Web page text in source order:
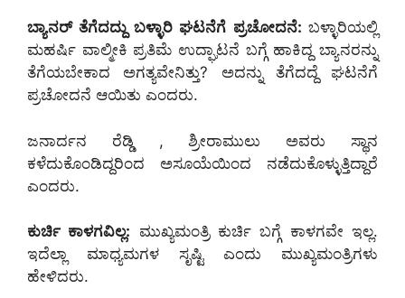
ಬ್ಯಾನರ್ ತೆಗೆದದ್ದು ಬಳ್ಳಾರಿ ಘಟನೆಗೆ ಪ್ರಚೋದನೆ: ಬಳ್ಳಾರಿಯಲ್ಲಿ
ಮಹರ್ಷಿ ವಾಲ್ಮೀಕಿ ಪ್ರತಿಮೆ ಉದ್ಘಾಟನೆ ಬಗ್ಗೆ ಹಾಕಿದ್ದ ಬ್ಯಾನರನ್ನು
ತೆಗೆಯಬೇಕಾದ ಅಗತ್ಯವೇನಿತ್ತು? ಅದನ್ನು ತೆಗೆದದ್ದೆ ಘಟನೆಗೆ
ಪ್ರಚೋದನೆ ಆಯಿತು ಎಂದರು.
ಜನಾರ್ದನ ರೆಡ್ಡಿ , ಶ್ರೀರಾಮುಲು ಅವರು ಸ್ಥಾನ
ಕಳೆದುಕೊಂಡಿದ್ದರಿಂದ ಅಸೂಯೆಯಿಂದ ನಡೆದುಕೊಳ್ಳುತ್ತಿದ್ದಾರೆ
ಎಂದರು.
ಕುರ್ಚಿ ಕಾಳಗವಿಲ್ಲ: ಮುಖ್ಯಮಂತ್ರಿ ಕುರ್ಚಿ ಬಗ್ಗೆ ಕಾಳಗವೇ ಇಲ್ಲ.
ಇದೆಲ್ಲಾ ಮಾಧ್ಯಮಗಳ ಸೃಷ್ಟಿ ಎಂದು ಮುಖ್ಯಮಂತ್ರಿಗಳು
ಹೇಳಿದರು.